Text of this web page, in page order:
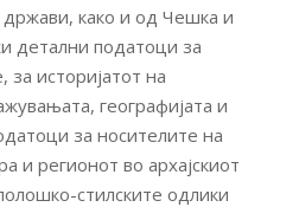
како и од Чешка и
детални податоци за
за историјатот на
географијата и
за носителите на
и регионот во архајскиот
стилските одлики